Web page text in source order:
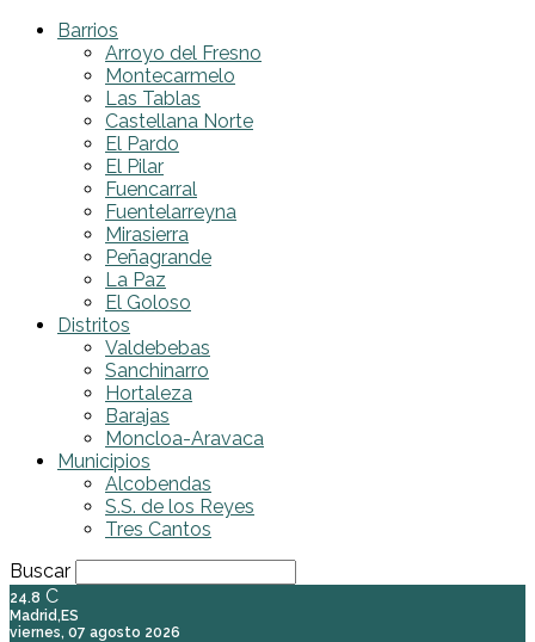
Barrios
Arroyo del Fresno
Montecarmelo
Las Tablas
Castellana Norte
El Pardo
El Pilar
Fuencarral
Fuentelarreyna
Mirasierra
Peñagrande
La Paz
El Goloso
Distritos
Valdebebas
Sanchinarro
Hortaleza
Barajas
Moncloa-Aravaca
Municipios
Alcobendas
S.S. de los Reyes
Tres Cantos
Buscar
24.8 C
Madrid,ES
viernes, 07 agosto 2026